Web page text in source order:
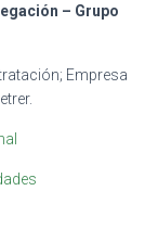
– Grupo
Empresa